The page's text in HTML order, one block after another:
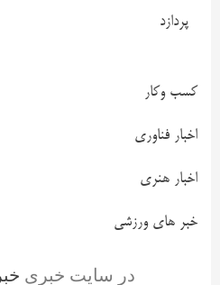
پردازد
کسب وکار
اخبار فناوری
اخبار هنری
خبر های ورزشی
در سایت خبری